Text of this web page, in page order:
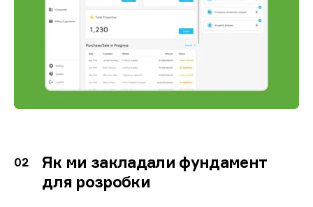
Як ми закладали фундамент
для розробки